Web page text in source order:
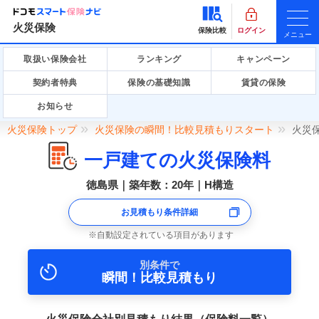
火災保険 保険比較 ログイン
メニュー
取扱い保険会社 ランキング キャンペーン
契約者特典 保険の基礎知識 賃貸の保険
お知らせ
火災保険トップ 火災保険の瞬間！比較見積もりスタート 火災
一戸建ての火災保険料
徳島県｜築年数：20年｜H構造
お見積もり条件詳細
自動設定されている項目があります
別条件で
瞬間！比較見積もり